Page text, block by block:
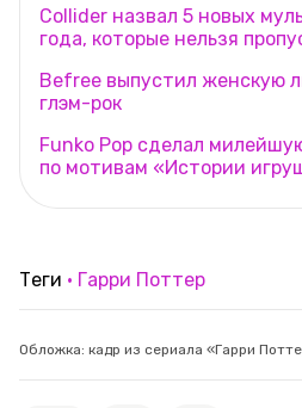
Collider назвал 5 новых
года, которые нельзя
Befree выпустил женскую
глэм-рок
Funko Pop сделал
по мотивам «Истории
Теги Гарри Поттер
Обложка: кадр из сериала «Гарри